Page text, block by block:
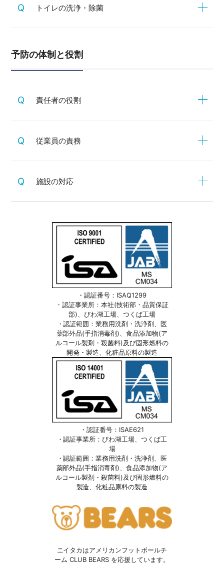
トイレの洗浄・除菌
予防の体制と役割
責任者の役割
従業員の責務
施設の対応
・認証番号：ISAQ1299
・認証事業所：本社(技術部・品質保証
部)、びわ湖工場、つくば工場
・認証範囲：業務用洗剤・洗浄剤、医
薬部外品(手指消毒剤)、食品添加物(ア
ルコール製剤・殺菌料)及び固形燃料の
開発・製造、化粧品原料の製造
・認証番号：ISAE621
・認証事業所：びわ湖工場、つくば工
場
・認証範囲：業務用洗剤・洗浄剤、医
薬部外品(手指消毒剤)、食品添加物(ア
ルコール製剤・殺菌料)及び固形燃料の
製造、化粧品原料の製造
ニイタカはアメリカンフットボールチ
ーム CLUB BEARS を応援しています。